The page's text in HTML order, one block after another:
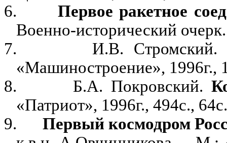
6.
Первое ракетное
Военно-исторический
7.
И.В.
«Машиностроение», 1996г.,
8.
Б.А. Покровский.
«Патриот», 1996г., 494с.,
9.
Первый космодром